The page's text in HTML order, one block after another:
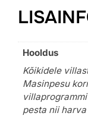
Hooldus
Kõikidele
Masinpesu
pesta nii